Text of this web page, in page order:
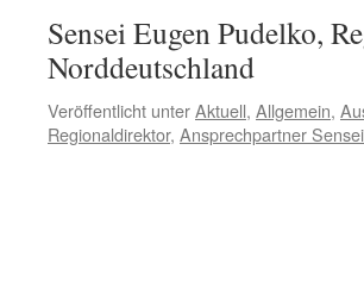
Sensei Eugen Pudelko,
Norddeutschland
Veröffentlicht unterAktuell, Allgemein,
Regionaldirektor, Ansprechpartner